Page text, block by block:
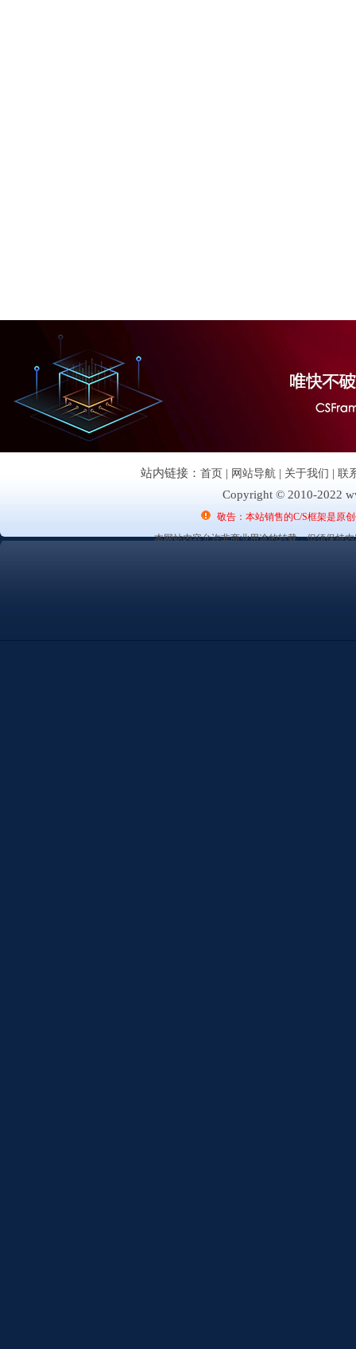
站内链接： 首页 | 网站导航 | 关于我们 | 联
Copyright © 2010-2022
敬告：本站销售的C/S框架是原
本网站内容允许非商业用途的转载，但须保持